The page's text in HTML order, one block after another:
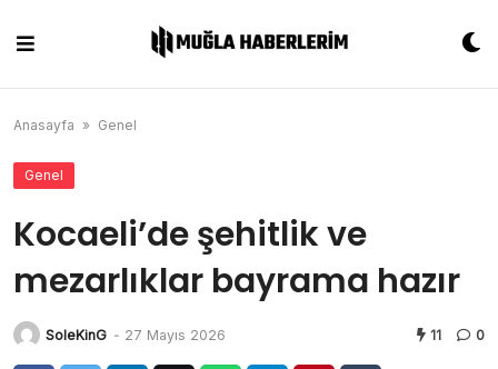
content
Anasayfa » Genel
Genel
Kocaeli’de şehitlik ve
mezarlıklar bayrama hazır
SoleKinG - 27 Mayıs 2026 11 0